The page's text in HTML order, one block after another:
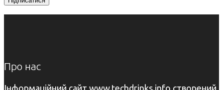
Про нас
Інформаційний сайт www.techdrinks.info створений